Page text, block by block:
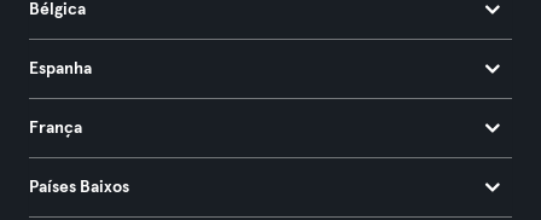
Bélgica
Espanha
França
Países Baixos